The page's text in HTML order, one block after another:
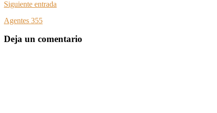
Siguiente entrada
Agentes 355
Deja un comentario